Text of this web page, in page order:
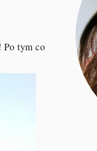
Po tym co